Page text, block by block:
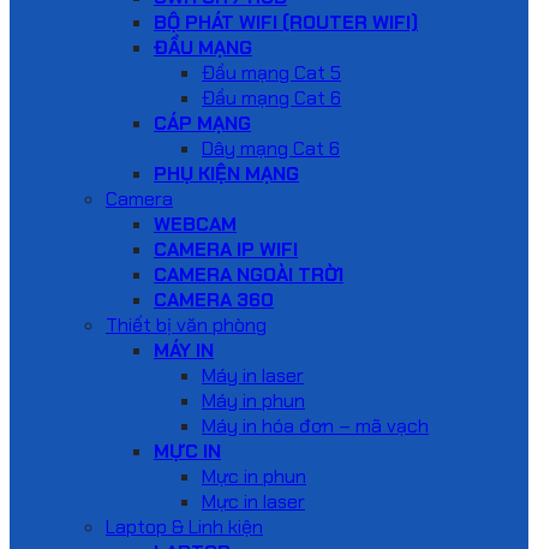
BỘ PHÁT WIFI (ROUTER WIFI)
ĐẦU MẠNG
Đầu mạng Cat 5
Đầu mạng Cat 6
CÁP MẠNG
Dây mạng Cat 6
PHỤ KIỆN MẠNG
Camera
WEBCAM
CAMERA IP WIFI
CAMERA NGOÀI TRỜI
CAMERA 360
Thiết bị văn phòng
MÁY IN
Máy in laser
Máy in phun
Máy in hóa đơn – mã vạch
MỰC IN
Mực in phun
Mực in laser
Laptop & Linh kiện